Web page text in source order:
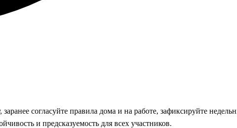
согласуйте правила дома и на работе, зафиксируйте
и предсказуемость для всех участников.